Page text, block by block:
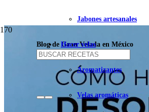
Blog de Gran Velada en México
Jabones artesanales
Hacer velas
Aromatizantes
Velas aromáticas